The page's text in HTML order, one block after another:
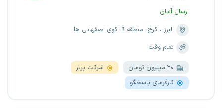
ارسال آسان
البرز
کرج، منطقه ۹، کوی اصفهانی ها
تمام وقت
۲۰ میلیون تومان
شرکت برتر
کارفرمای پاسخگو